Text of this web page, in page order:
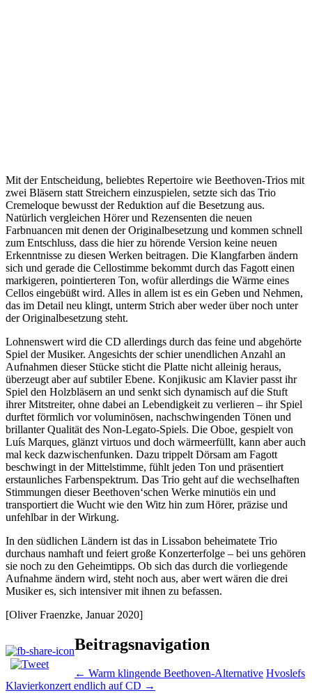
Mit der Entscheidung, beliebtes Repertoire wie Beethoven-Trios mit
zwei Bläsern statt Streichern einzuspielen, setzte sich das Trio
Cremeloque bewusst der Reduktion auf die Besetzung aus.
Natürlich vergleichen Hörer und Rezensenten die neuen
Farbnuancen mit denen der Originalbesetzung und kommen schnell
zum Entschluss, dass die hier zu hörende Version keine neuen
Erkenntnisse zu diesen Werken beitragen. Die Klangfarben ändern
sich und gerade die Cellostimme bekommt durch das Fagott einen
markigeren, pointierteren Ton, wofür allerdings die Wärme eines
Cellos eingebüßt wird. Alles in allem ist es ein Geben und Nehmen,
das im Detail neu klingt, unterm Strich aber weder über noch unter
der Originalbesetzung steht.
Lohnenswert wird die CD allerdings durch das feine und abgehörte
Spiel der Musiker. Angesichts der schier unendlichen Anzahl an
Aufnahmen dieser Stücke sticht die Platte nicht alleinig heraus,
überzeugt aber auf subtiler Ebene. Konjikusic am Klavier passt ihr
Spiel den Holzbläsern an und senkt sich dynamisch auf die Stuft
ihrer Mitstreiter, ohne dabei an Lebendigkeit zu verlieren – ihr Spiel
durftet förmlich vor voluminösen, nachschwingenden Tönen und
brillanter Qualität des Non-Legato-Spiels. Die Oboe, gespielt von
Luís Marques, glänzt virtuos und doch wärmeerfüllt, kann aber auch
mal keck dazwischenfunken. Dazu trippelt Dörsam am Fagott
beschwingt in der Mittelstimme, fühlt jeden Ton und präsentiert
erstaunliches Farbenspektrum. Das Trio geht auf die wechselhaften
Stimmungen dieser Beethoven‘schen Werke minutiös ein und
transportiert die Wucht wie den Witz hin zum Hörer, präzise und
unfehlbar in der Wirkung.
In den südlichen Ländern ist das in Lissabon beheimatete Trio
durchaus namhaft und feiert große Konzerterfolge – bei uns gehören
sie noch zu den Geheimtipps. Ob sich das durch die vorliegende
Aufnahme ändern wird, steht noch aus, aber wert wären die drei
Musiker es, sich intensiver mit ihnen zu befassen.
[Oliver Fraenzke, Januar 2020]
Beitragsnavigation
← Warm klingende Beethoven-Alternative Hvoslefs
Klavierkonzert endlich auf CD →